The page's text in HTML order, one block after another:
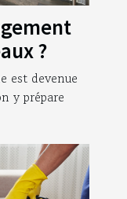
?
est devenue
y prépare